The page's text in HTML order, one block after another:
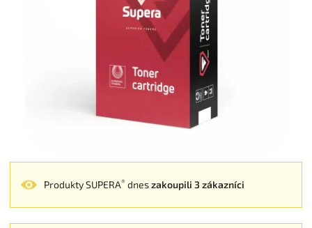
Produkty SUPERA® dneszakoupili 3 zákazníci